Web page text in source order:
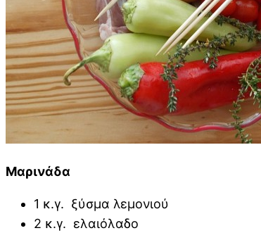
Μαρινάδα
1 κ.γ. ξύσμα λεμονιού
2 κ.γ. ελαιόλαδο